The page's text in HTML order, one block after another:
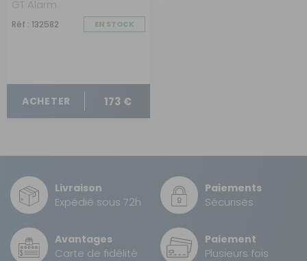
GT Alarm
Réf : 132582 EN STOCK
ACHETER 173 €
Livraison
Expédié sous 72h
Paiements
Sécurisés
Avantages
Carte de fidélité
Paiement
Plusieurs fois